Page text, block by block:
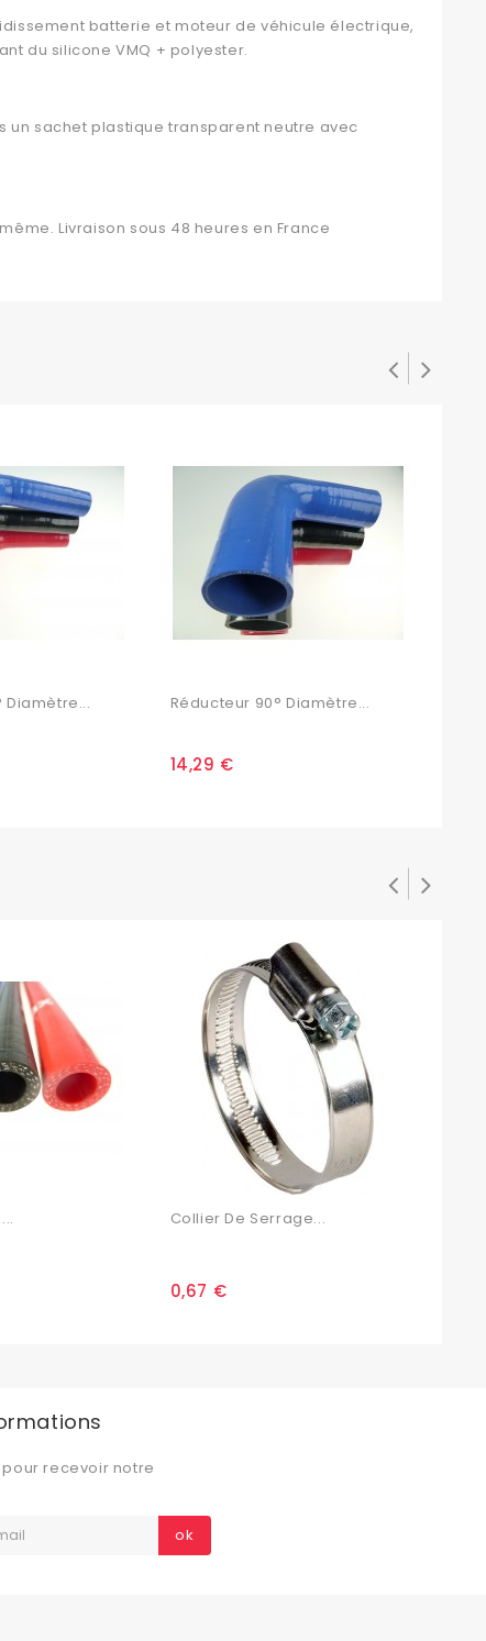
batterie et moteur de véhicule électrique,
du silicone VMQ + polyester.
un sachet plastique transparent neutre avec
Livraison sous 48 heures en France
Diamètre... Réducteur 90° Diamètre...
14,29 €
Collier De Serrage...
0,67 €
recevoir notre
ok